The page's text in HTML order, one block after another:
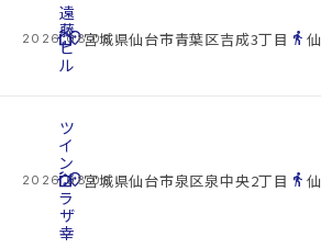
2026.08.08
cottage
遠
藤
ビ
ル
location_on宮城県仙台市青葉区吉成3丁目 directions_walk
2026.08.08
cottage
ツ
イ
ン
プ
ラ
ザ
幸
location_on宮城県仙台市泉区泉中央2丁目 directions_walk